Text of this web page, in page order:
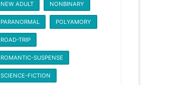
NEW ADULT NONBINARY
PARANORMAL POLYAMORY
ROAD-TRIP
ROMANTIC-SUSPENSE
SCIENCE-FICTION